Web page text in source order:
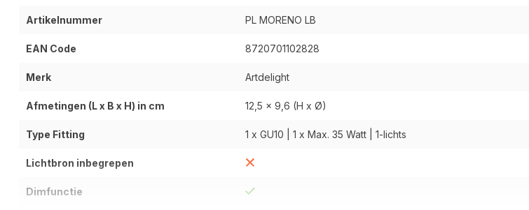
Artikelnummer PL MORENO LB
EAN Code 8720701102828
Merk Artdelight
Afmetingen (L x B x H) in cm 12,5 x 9,6 (H x Ø)
Type Fitting 1 x GU10 | 1 x Max. 35 Watt | 1-lichts
Lichtbron inbegrepen
Dimfunctie